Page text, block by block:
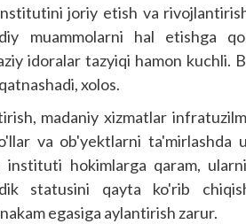
joriy etish va
muammolarni hal etishga
idoralar taz­yiqi hamon kuchli.
xolos.
madaniy xizmatlar
va ob'yektlarni ta'mirlashda
instituti hokimlarga qaram,
statusini qayta ko'rib
egasiga aylantirish zarur.